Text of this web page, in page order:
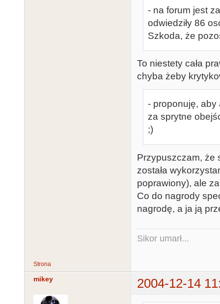
- na forum jest
odwiedziły 86
Szkoda, że
To niestety cała
chyba żeby
- proponuję,
za sprytne
;)
Przypuszczam, że
została
poprawiony), ale
Co do nagrody
nagrodę, a ja ją
Sikor umarł...
Strona
mikey 2004-12-14